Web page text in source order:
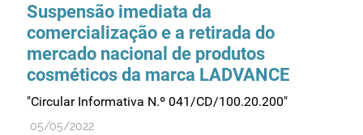
Suspensão imediata da
comercialização e a retirada do
mercado nacional de produtos
cosméticos da marca LADVANCE
"Circular Informativa N.º 041/CD/100.20.200"
05/05/2022